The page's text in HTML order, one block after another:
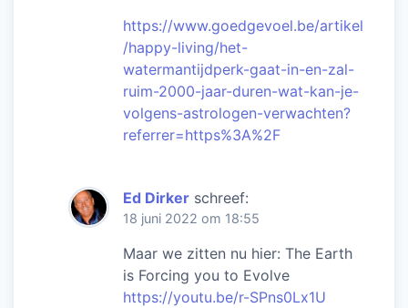
https://www.goedgevoel.be/artikel
/happy-living/het-
watermantijdperk-gaat-in-en-zal-
ruim-2000-jaar-duren-wat-kan-je-
volgens-astrologen-verwachten?
referrer=https%3A%2F
Ed Dirker schreef:
18 juni 2022 om 18:55
Maar we zitten nu hier: The Earth
is Forcing you to Evolve
https://youtu.be/r-SPns0Lx1U